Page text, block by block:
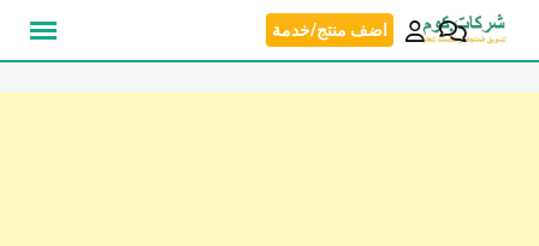
انتقل
اضف منتج/خدمة